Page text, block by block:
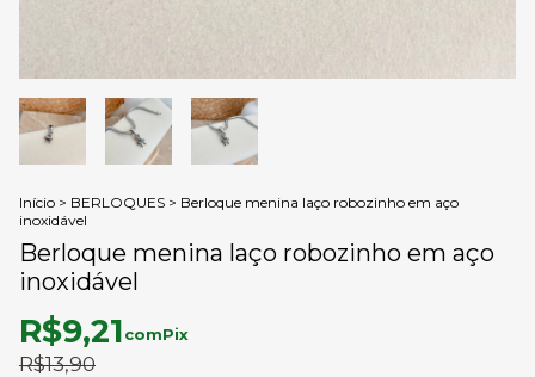
Início > BERLOQUES > Berloque menina laço robozinho em aço
inoxidável
Berloque menina laço robozinho em aço
inoxidável
R$13,90
R$9,21comPix